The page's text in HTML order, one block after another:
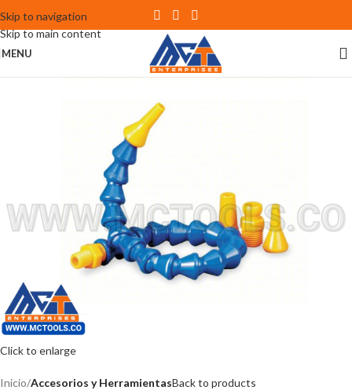
Skip to navigation
Skip to main content
MENU
Click to enlarge
Inicio Accesorios y HerramientasBack to products